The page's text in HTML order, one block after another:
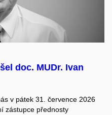
doc. MUDr. Ivan
v pátek 31. července 2026
zástupce přednosty